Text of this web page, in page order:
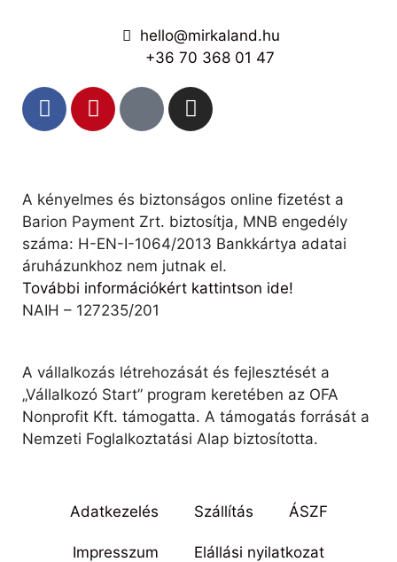
hello@mirkaland.hu
+36 70 368 01 47
A kényelmes és biztonságos online fizetést a
Barion Payment Zrt. biztosítja, MNB engedély
száma: H-EN-I-1064/2013 Bankkártya adatai
áruházunkhoz nem jutnak el.
További információkért kattintson ide!
NAIH – 127235/201
A vállalkozás létrehozását és fejlesztését a
„Vállalkozó Start” program keretében az OFA
Nonprofit Kft. támogatta. A támogatás forrását a
Nemzeti Foglalkoztatási Alap biztosította.
Adatkezelés Szállítás ÁSZF
Impresszum Elállási nyilatkozat